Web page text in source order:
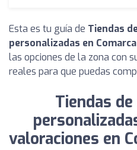
Esta es tu guía de Tiendas
personalizadas en
las opciones de la zona con
reales para que puedas
Tiendas
valoraciones en